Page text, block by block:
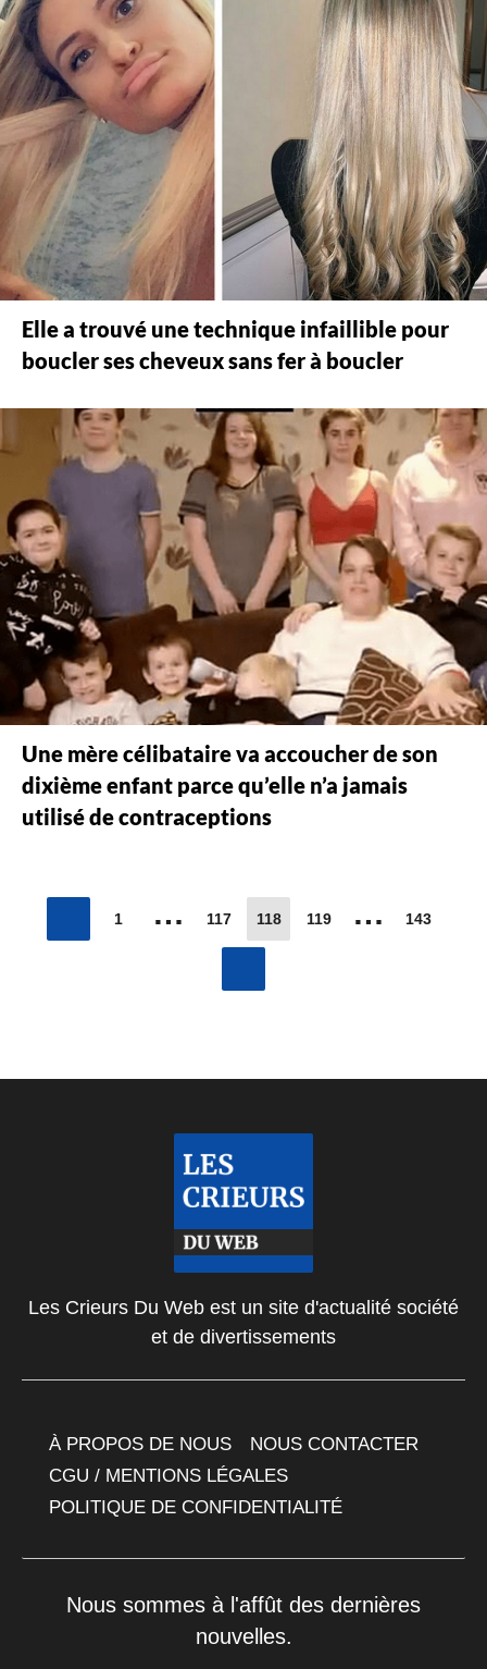
Elle a trouvé une technique infaillible pour
boucler ses cheveux sans fer à boucler
Une mère célibataire va accoucher de son
dixième enfant parce qu’elle n’a jamais
utilisé de contraceptions
1 … 117 118 119 … 143
Les Crieurs Du Web est un site d'actualité société
et de divertissements
À PROPOS DE NOUS
NOUS CONTACTER
CGU / MENTIONS LÉGALES
POLITIQUE DE CONFIDENTIALITÉ
Nous sommes à l'affût des dernières
nouvelles.